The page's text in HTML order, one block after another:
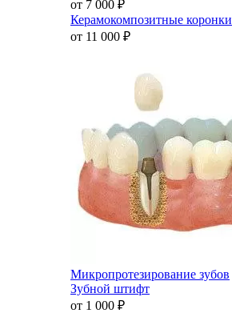
от 7 000 ₽
Керамокомпозитные коронки
от 11 000 ₽
Микропротезирование зубов
Зубной штифт
от 1 000 ₽